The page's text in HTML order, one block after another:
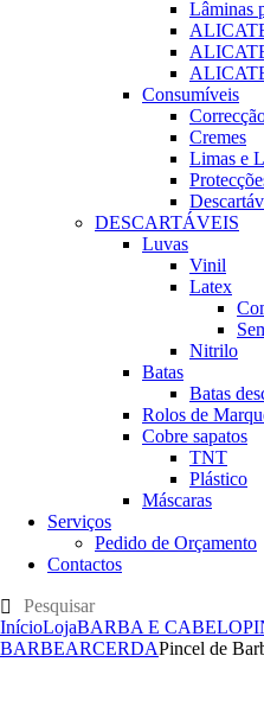
Lâminas
Consumíveis
Cremes
Limas e
DESCARTÁVEIS
Luvas
Vinil
Latex
Nitrilo
Batas
Batas
Rolos de
Cobre sapatos
TNT
Plástico
Máscaras
Serviços
Pedido de Orçamento
Contactos
InícioLojaBARBA E CABELO
BARBEARCERDAPincel de